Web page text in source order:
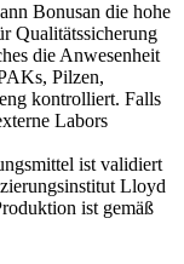
Bonusan die hohe
Qualitätssicherung
die Anwesenheit
Pilzen,
kontrolliert. Falls
Labors
ist validiert
Lloyd
ist gemäß